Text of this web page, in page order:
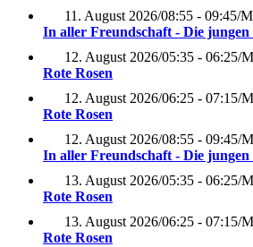
11. August 2026/08:55 - 09:45/
In aller Freundschaft - Die
12. August 2026/05:35 - 06:25/
Rote Rosen
12. August 2026/06:25 - 07:15/
Rote Rosen
12. August 2026/08:55 - 09:45/
In aller Freundschaft - Die
13. August 2026/05:35 - 06:25/
Rote Rosen
13. August 2026/06:25 - 07:15/
Rote Rosen